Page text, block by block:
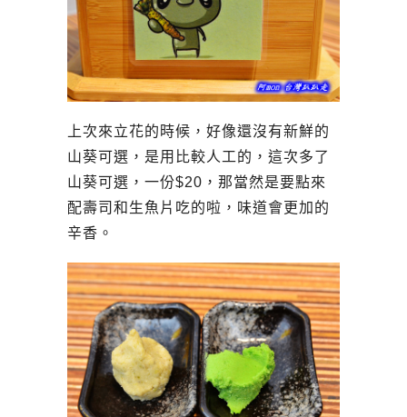
上次來立花的時候，好像還沒有新鮮的
山葵可選，是用比較人工的，這次多了
山葵可選，一份$20，那當然是要點來
配壽司和生魚片吃的啦，味道會更加的
辛香。